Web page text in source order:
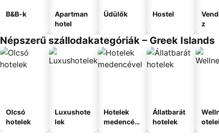
B&B-k
Apartman
hotel
Üdülők Hostel
z
Népszerű szállodakategóriák – Greek Islands
Olcsó
hotelek
Luxushote
lek
Hotelek
medencév
Állatbarát
hotelek